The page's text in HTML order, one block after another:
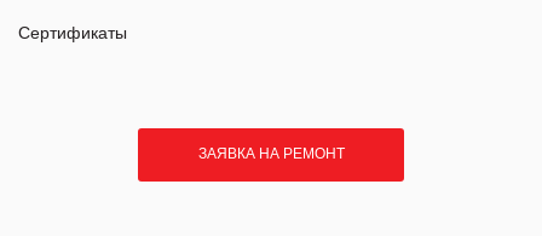
Сертификаты
ЗАЯВКА НА РЕМОНТ